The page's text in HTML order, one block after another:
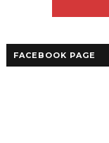
FACEBOOK PAGE